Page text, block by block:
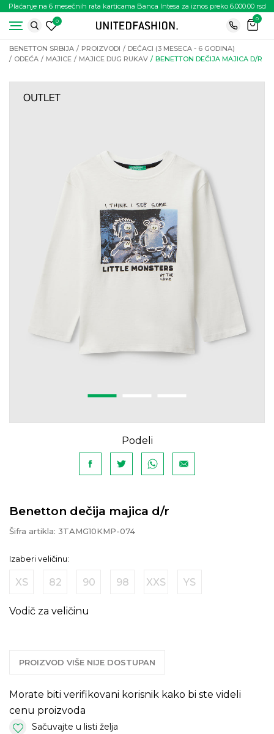
Plaćanje na 6 mesečnih rata karticama Banca Intesa za iznos preko 6.000.00 rsd
0
0
BENETTON SRBIJA PROIZVODI
DEČACI (3 MESECA - 6 GODINA)
ODEĆA
MAJICE MAJICE DUG RUKAV BENETTON DEČIJA MAJICA D/R
Podeli
Benetton dečija majica d/r
Šifra artikla: 3TAMG10KMP-074
Izaberi veličinu:
XS 82 90 98 XXS YS
Vodič za veličinu
PROIZVOD VIŠE NIJE DOSTUPAN
Morate biti verifikovani korisnik kako bi ste videli
cenu proizvoda
Sačuvajte u listi želja